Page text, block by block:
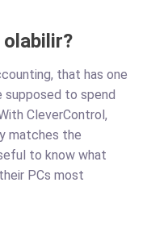
olabilir?
that has one
supposed to spend
CleverControl,
matches the
to know what
PCs most